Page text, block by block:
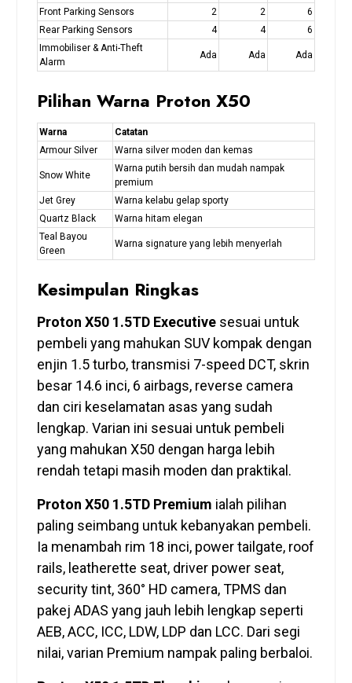
Front Parking Sensors
2 2
6
Rear Parking Sensors
4 4
6
Immobiliser & Anti-Theft
Alarm
Ada Ada Ada
Pilihan Warna Proton X50
Warna
Catatan
Armour Silver
Warna silver moden dan kemas
Snow White
Warna putih bersih dan mudah nampak
premium
Jet Grey
Warna kelabu gelap sporty
Quartz Black
Warna hitam elegan
Teal Bayou
Green
Warna signature yang lebih menyerlah
Kesimpulan Ringkas
Proton X50 1.5TD Executivesesuai untuk
pembeli yang mahukan SUV kompak dengan
enjin 1.5 turbo, transmisi 7-speed DCT, skrin
besar 14.6 inci, 6 airbags, reverse camera
dan ciri keselamatan asas yang sudah
lengkap. Varian ini sesuai untuk pembeli
yang mahukan X50 dengan harga lebih
rendah tetapi masih moden dan praktikal.
Proton X50 1.5TD Premium ialah pilihan
paling seimbang untuk kebanyakan pembeli.
Ia menambah rim 18 inci, power tailgate, roof
rails, leatherette seat, driver power seat,
security tint, 360° HD camera, TPMS dan
pakej ADAS yang jauh lebih lengkap seperti
AEB, ACC, ICC, LDW, LDP dan LCC. Dari segi
nilai, varian Premium nampak paling berbaloi.